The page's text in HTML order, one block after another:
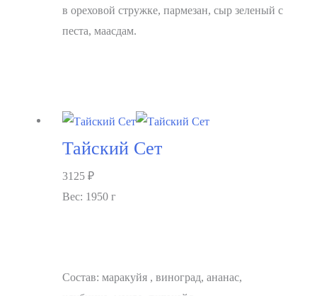
в ореховой стружке, пармезан, сыр зеленый с
песта, маасдам.
Тайский Сет
3125 ₽
Вес: 1950 г
Состав: маракуйя , виноград, ананас,